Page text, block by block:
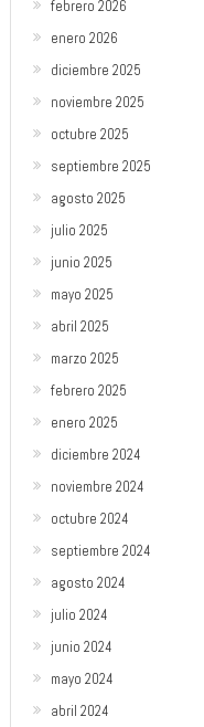
febrero 2026
enero 2026
diciembre 2025
noviembre 2025
octubre 2025
septiembre 2025
agosto 2025
julio 2025
junio 2025
mayo 2025
abril 2025
marzo 2025
febrero 2025
enero 2025
diciembre 2024
noviembre 2024
octubre 2024
septiembre 2024
agosto 2024
julio 2024
junio 2024
mayo 2024
abril 2024